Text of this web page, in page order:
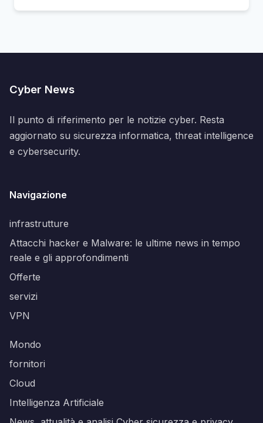
Cyber News
Il punto di riferimento per le notizie cyber. Resta
aggiornato su sicurezza informatica, threat intelligence
e cybersecurity.
Navigazione
infrastrutture
Attacchi hacker e Malware: le ultime news in tempo
reale e gli approfondimenti
Offerte
servizi
VPN
Mondo
fornitori
Cloud
Intelligenza Artificiale